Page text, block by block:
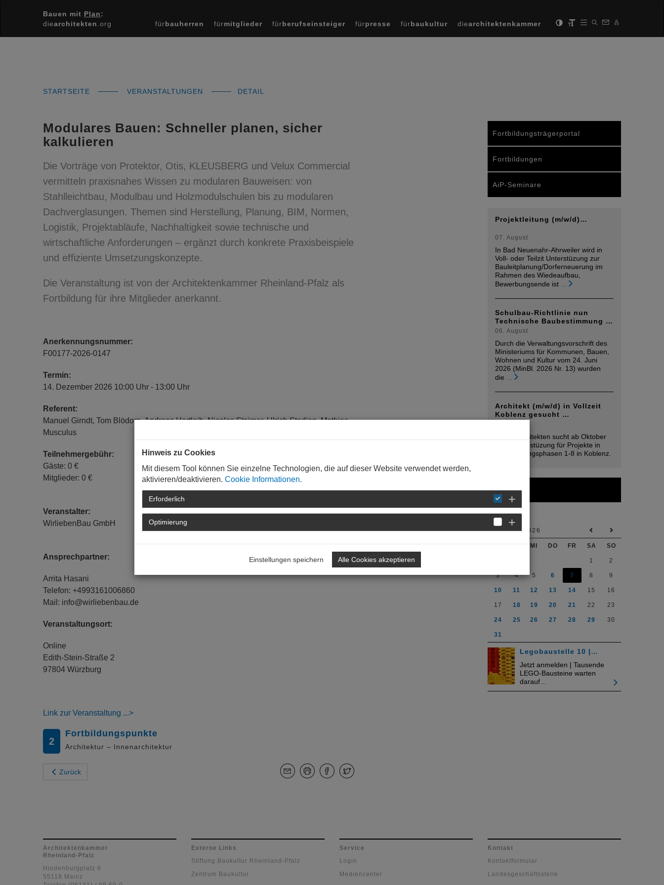
Bauen mit Plan:
diearchitekten .org fürbauherren fürmitglieder fürberufseinsteiger fürpresse fürbaukultur diearchitektenkammer
STARTSEITE VERANSTALTUNGEN DETAIL
Modulares Bauen: Schneller planen, sicher
kalkulieren
Die Vorträge von Protektor, Otis, KLEUSBERG und Velux Commercial
vermitteln praxisnahes Wissen zu modularen Bauweisen: von
Stahlleichtbau, Modulbau und Holzmodulschulen bis zu modularen
Dachverglasungen. Themen sind Herstellung, Planung, BIM, Normen,
Logistik, Projektabläufe, Nachhaltigkeit sowie technische und
wirtschaftliche Anforderungen – ergänzt durch konkrete Praxisbeispiele
und effiziente Umsetzungskonzepte.
Die Veranstaltung ist von der Architektenkammer Rheinland-Pfalz als
Fortbildung für ihre Mitglieder anerkannt.
Anerkennungsnummer:
F00177-2026-0147
Termin:
14. Dezember 2026 10:00 Uhr - 13:00 Uhr
Referent:
Manuel Girndt, Tom Blödorn, Andreas Hartleib, Nicolas Steimer, Ulrich Stodian, Mathias
Musculus
Teilnehmergebühr:
Gäste: 0 €
Mitglieder: 0 €
Veranstalter:
WirliebenBau GmbH
Ansprechpartner:
Arrita Hasani
Telefon: +4993161006860
Mail: info@wirliebenbau.de
Veranstaltungsort:
Online
Edith-Stein-Straße 2
97804 Würzburg
Link zur Veranstaltung
2
Fortbildungspunkte
Architektur – Innenarchitektur
Zurück
Fortbildungsträgerportal
Fortbildungen
AiP-Seminare
Projektleitung (m/w/d)…
07. August
In Bad Neuenahr-Ahrweiler wird in
Voll- oder Teilzit Unterstüzung zur
Bauleitplanung/Dorferneuerung im
Rahmen des Wiedeaufbau,
Bewerbungsende ist
Schulbau-Richtlinie nun
Technische Baubestimmung …
06. August
Durch die Verwaltungsvorschrift des
Ministeriums für Kommunen, Bauen,
Wohnen und Kultur vom 24. Juni
2026 (MinBl. 2026 Nr. 13) wurden
die
Architekt (m/w/d) in Vollzeit
Koblenz gesucht …
Mplus Architekten sucht ab Oktober
2026 Unterstüzung für Projekte in
den Leistungsphasen 1-8 in Koblenz.
Kalender
AUGUST 2026
MO DI MI DO FR SA SO
1 2
3 4 5 6 7 8 9
10 11 12 13 14 15 16
17 18 19 20 21 22 23
24 25 26 27 28 29 30
31
Legobaustelle 10 |…
Jetzt anmelden | Tausende
LEGO-Bausteine warten
darauf…
Architektenkammer
Rheinland-Pfalz
Hindenburgplatz 6
55118 Mainz
Externe Links
Stiftung Baukultur Rheinland-Pfalz
Zentrum Baukultur
Service
Login
Mediencenter
Kontakt
Kontaktformular
Landesgeschäftsstelle
Hinweis zu Cookies
Mit diesem Tool können Sie einzelne Technologien, die auf dieser Website verwendet werden,
aktivieren/deaktivieren. Cookie Informationen.
Erforderlich
Optimierung
Einstellungen speichern Alle Cookies akzeptieren